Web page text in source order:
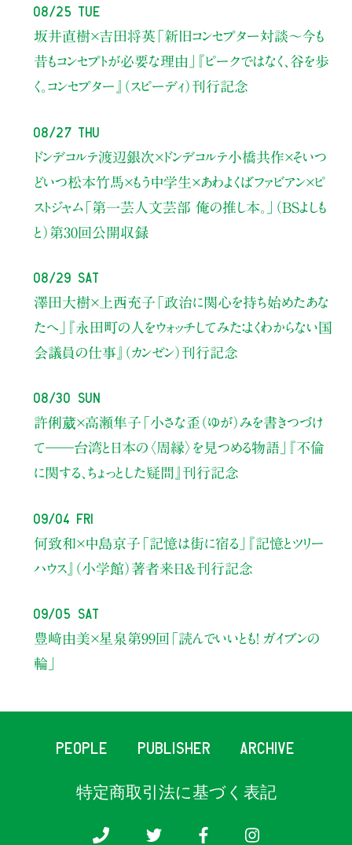
08/25 Tue
坂井直樹×吉田将英「新旧コンセプター対談～今も
昔もコンセプトが必要な理由」
『ピークではなく、谷を歩
く。コンセプター』（スピーディ）刊行記念
08/27 Thu
ドンデコルテ渡辺銀次×ドンデコルテ小橋共作×そいつ
どいつ松本竹馬×もう中学生×あわよくばファビアン×ピ
ストジャム「第一芸人文芸部 俺の推し本。」（BSよしも
と） 第30回公開収録
08/29 Sat
澤田大樹×上西充子 「政治に関心を持ち始めたあな
たへ」
『永田町の人をウォッチしてみた：よくわからない国
会議員の仕事』（カンゼン）刊行記念
08/30 Sun
許俐葳×高瀬隼子 「小さな歪（ゆが）みを書きつづけ
て――台湾と日本の〈周縁〉を見つめる物語」
『不倫
に関する、ちょっとした疑問』刊行記念
09/04 Fri
何致和×中島京子 「記憶は街に宿る」
『記憶とツリー
ハウス』（小学館）著者来日＆刊行記念
09/05 Sat
豊﨑由美×星泉 第99回「読んでいいとも！ ガイブンの
輪」
PEOPLE PUBLISHER ARCHIVE
特定商取引法に基づく表記